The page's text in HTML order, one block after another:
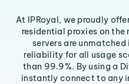
At IPRoyal, we proudly
residential proxies on the
servers are
reliability for all usage
than 99.9%. By using a
instantly connect to any